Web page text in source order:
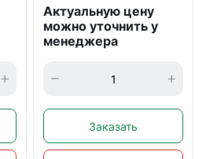
Актуальную цену
можно уточнить у
менеджера
Заказать